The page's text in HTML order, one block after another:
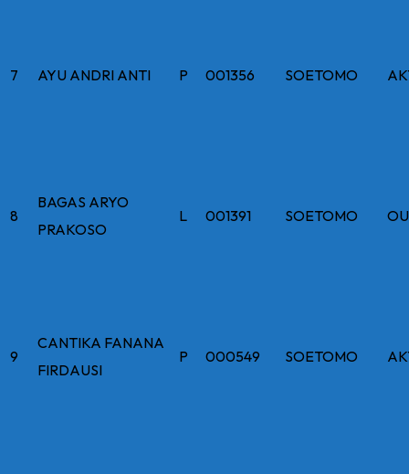
7 AYU ANDRI ANTI P 001356 SOETOMO
8
BAGAS ARYO
PRAKOSO
L 001391 SOETOMO
9
CANTIKA FANANA
FIRDAUSI
P 000549 SOETOMO